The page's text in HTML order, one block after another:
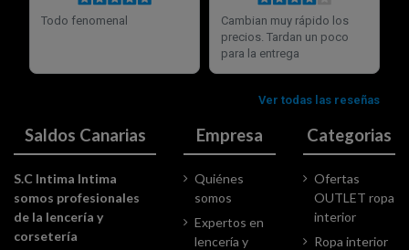
Saldos Canarias
S.C Intima Intima
somos profesionales
de la lencería y
corsetería
Empresa
Quiénes
somos
Expertos en
lencería y
Categorias
Ofertas
OUTLET ropa
interior
Ropa interior